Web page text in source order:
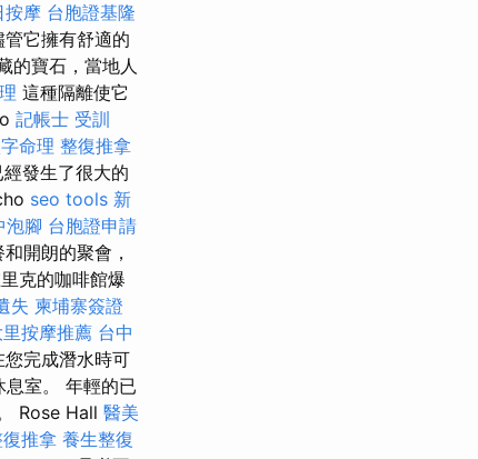
按摩 台胞證基隆
管它擁有舒適的
的寶石，當地人
這種隔離使它
記帳士 受訓
命理 整復推拿
發生了很大的
seo tools 新
泡腳 台胞證申請
開朗的聚會，
克的咖啡館爆
失 柬埔寨簽證
里按摩推薦 台中
完成潛水時可
室。 年輕的已
Rose Hall 醫美
推拿 養生整復